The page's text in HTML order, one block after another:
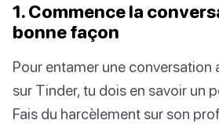
1. Commence la
bonne façon
Pour entamer une conversation
sur Tinder, tu dois en savoir un
Fais du harcèlement sur son